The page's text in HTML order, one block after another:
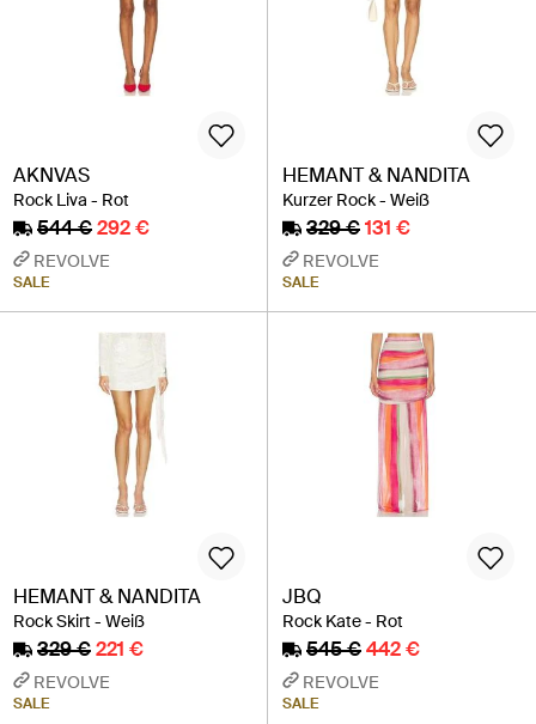
AKNVAS
Rock Liva - Rot
544 €292 €
REVOLVE
SALE
HEMANT & NANDITA
Kurzer Rock - Weiß
329 €131 €
REVOLVE
SALE
HEMANT & NANDITA
Rock Skirt - Weiß
329 €221 €
REVOLVE
SALE
JBQ
Rock Kate - Rot
545 €442 €
REVOLVE
SALE